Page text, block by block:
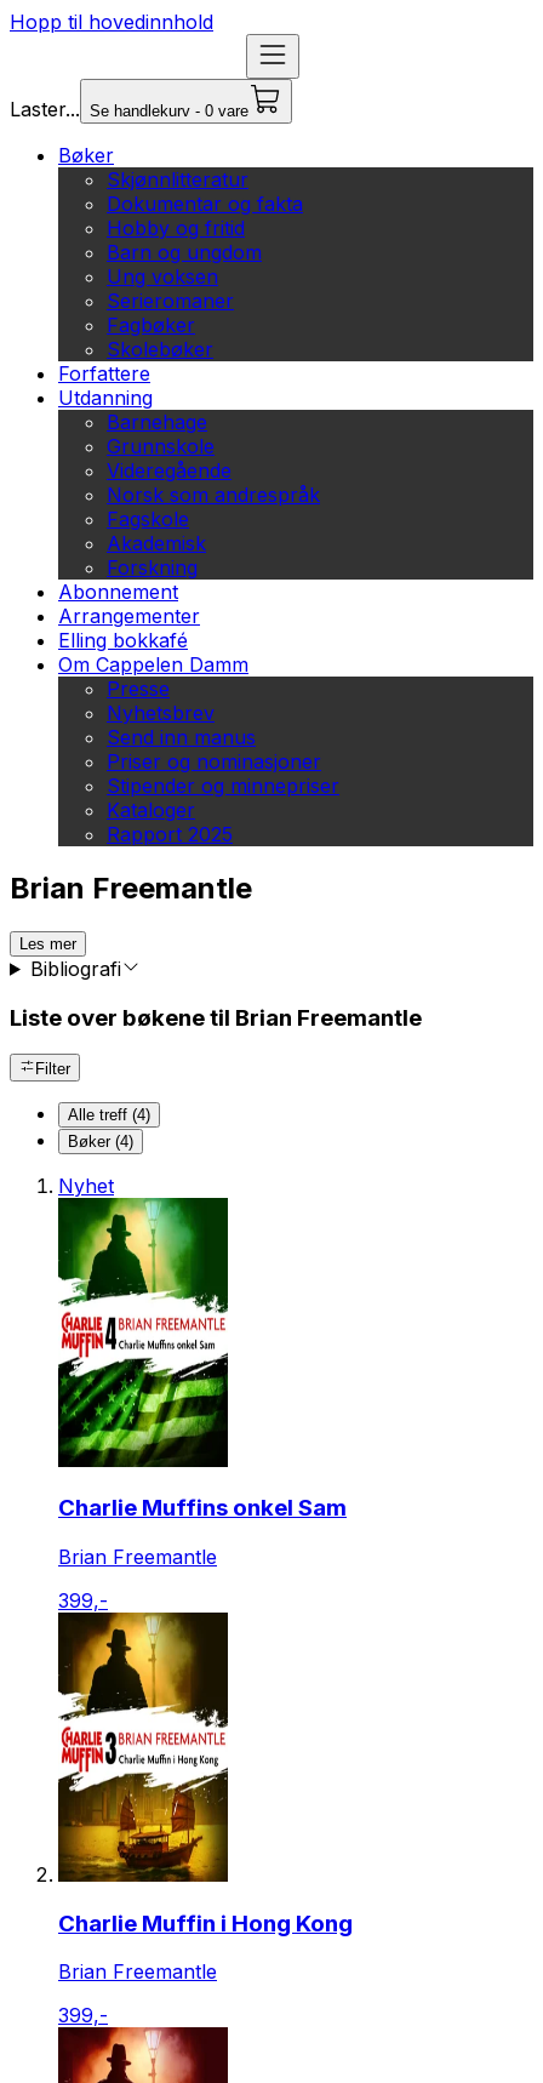
Hopp til hovedinnhold
Laster... Se handlekurv - 0 vare
Bøker
Skjønnlitteratur
Dokumentar og fakta
Hobby og fritid
Barn og ungdom
Ung voksen
Serieromaner
Fagbøker
Skolebøker
Forfattere
Utdanning
Barnehage
Grunnskole
Videregående
Norsk som andrespråk
Fagskole
Akademisk
Forskning
Abonnement
Arrangementer
Elling bokkafé
Om Cappelen Damm
Presse
Nyhetsbrev
Send inn manus
Priser og nominasjoner
Stipender og minnepriser
Kataloger
Rapport 2025
Brian Freemantle
Les mer
Bibliografi
Liste over bøkene til Brian Freemantle
Filter
Alle treff (4)
Bøker (4)
Nyhet
Charlie Muffins onkel Sam
Brian Freemantle
399,-
Charlie Muffin i Hong Kong
Brian Freemantle
399,-